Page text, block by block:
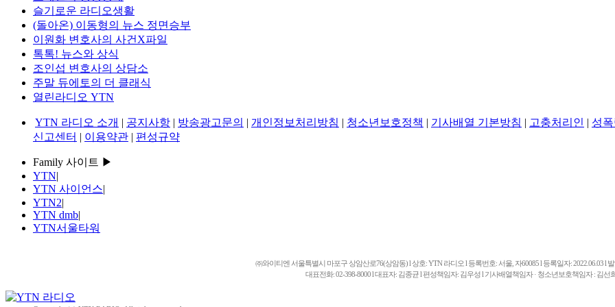
슬기로운 라디오생활
(돌아온) 이동형의 뉴스 정면승부
이원화 변호사의 사건X파일
톡톡! 뉴스와 상식
조인섭 변호사의 상담소
주말 듀에토의 더 클래식
열린라디오 YTN
YTN 라디오 소개 | 공지사항 | 방송광고문의 | 개인정보처리방침 | 청소년보호정책 | 기사배열 기본방침 | 고충처리인 | 성폭
신고센터 | 이용약관 | 편성규약
Family 사이트 ▶
YTN|
YTN 사이언스|
YTN2|
YTN dmb|
YTN서울타워
㈜와이티엔 서울특별시 마포구 상암산로76(상암동) l 상호: YTN 라디오 l 등록번호: 서울, 자60085 l 등록일자: 2022.06.03 l 발
대표전화: 02-398-8000 l 대표자: 김종균 l 편성책임자: 김우성 l 기사배열책임자 · 청소년보호책임자 : 김선